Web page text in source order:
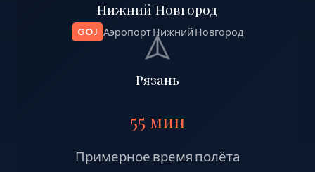
Нижний Новгород
GOJ Аэропорт Нижний Новгород
Рязань
55 мин
Примерное время полёта